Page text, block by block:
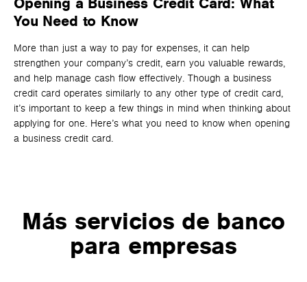
Opening a Business Credit Card: What
You Need to Know
More than just a way to pay for expenses, it can help
strengthen your company’s credit, earn you valuable rewards,
and help manage cash flow effectively. Though a business
credit card operates similarly to any other type of credit card,
it’s important to keep a few things in mind when thinking about
applying for one. Here’s what you need to know when opening
a business credit card.
Más servicios de banco
para empresas